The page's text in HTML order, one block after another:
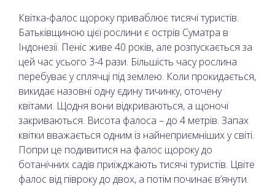
Квітка-фалос щороку приваблює тисячі туристів.
Батьківщиною цієї рослини є острів Суматра в
Індонезії. Пеніс живе 40 років, але розпускається за
цей час усього 3-4 рази. Більшість часу рослина
перебуває у сплячці під землею. Коли прокидається,
викидає назовні одну єдину тичинку, оточену
квітами. Щодня вони відкриваються, а щоночі
закриваються. Висота фалоса – до 4 метрів. Запах
квітки вважається одним із найнеприємніших у світі.
Попри це подивитися на фалос щороку до
ботанічних садів приїжджають тисячі туристів. Цвіте
фалос від півроку до двох, а потім починає в’янути.